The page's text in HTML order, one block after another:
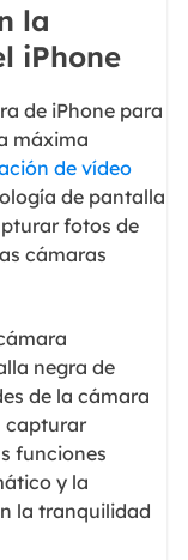
la
iPhone
de iPhone para
máxima
de vídeo
de pantalla
fotos de
cámaras
negra de
de la cámara
capturar
funciones
y la
la tranquilidad